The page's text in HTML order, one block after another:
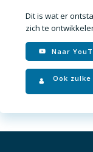
Dit is wat er
zich te
Naar
Ook